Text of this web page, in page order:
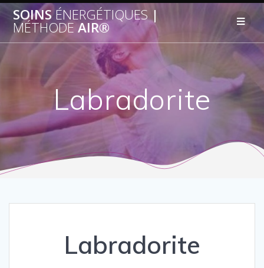
SOINSÉNERGÉTIQUES|
MÉTHODEAIR®
Labradorite
Labradorite